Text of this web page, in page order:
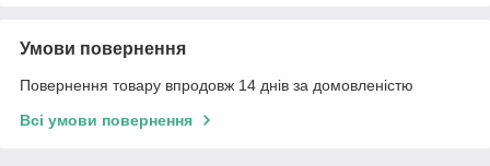
Умови повернення
Повернення товару впродовж 14 днів за домовленістю
Всі умови повернення